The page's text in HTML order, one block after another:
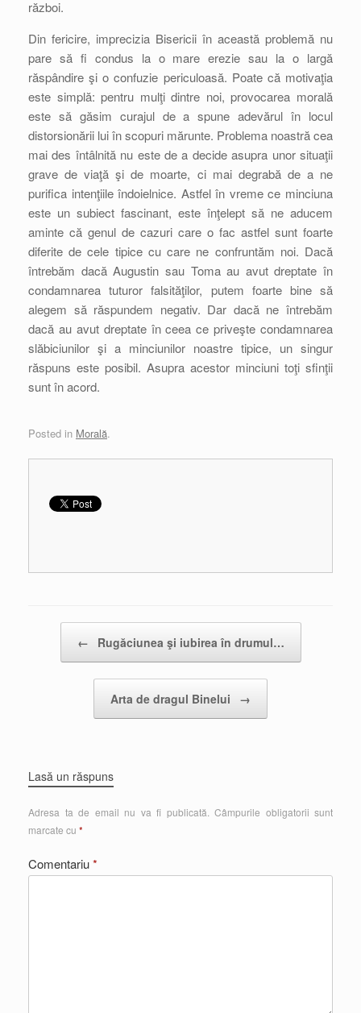
război.
Din fericire, imprecizia Bisericii în această problemă nu
pare să fi condus la o mare erezie sau la o largă
răspândire şi o confuzie periculoasă. Poate că motivaţia
este simplă: pentru mulţi dintre noi, provocarea morală
este să găsim curajul de a spune adevărul în locul
distorsionării lui în scopuri mărunte. Problema noastră cea
mai des întâlnită nu este de a decide asupra unor situaţii
grave de viaţă şi de moarte, ci mai degrabă de a ne
purifica intenţiile îndoielnice. Astfel în vreme ce minciuna
este un subiect fascinant, este înţelept să ne aducem
aminte că genul de cazuri care o fac astfel sunt foarte
diferite de cele tipice cu care ne confruntăm noi. Dacă
întrebăm dacă Augustin sau Toma au avut dreptate în
condamnarea tuturor falsităţilor, putem foarte bine să
alegem să răspundem negativ. Dar dacă ne întrebăm
dacă au avut dreptate în ceea ce priveşte condamnarea
slăbiciunilor şi a minciunilor noastre tipice, un singur
răspuns este posibil. Asupra acestor minciuni toţi sfinţii
sunt în acord.
Posted in Morală.
← Rugăciunea şi iubirea în drumul…
Arta de dragul Binelui →
Lasă un răspuns
Adresa ta de email nu va fi publicată. Câmpurile obligatorii sunt
marcate cu *
Comentariu*